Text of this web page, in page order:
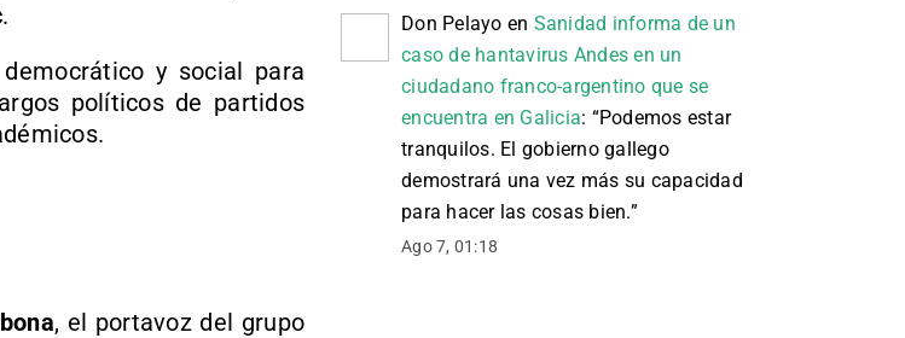
.
y social para
políticos de partidos
, el portavoz del grupo
Don Pelayo en Sanidad informa de un
caso de hantavirus Andes en un
ciudadano franco-argentino que se
encuentra en Galicia: “Podemos estar
tranquilos. El gobierno gallego
demostrará una vez más su capacidad
para hacer las cosas bien.”
Ago 7, 01:18